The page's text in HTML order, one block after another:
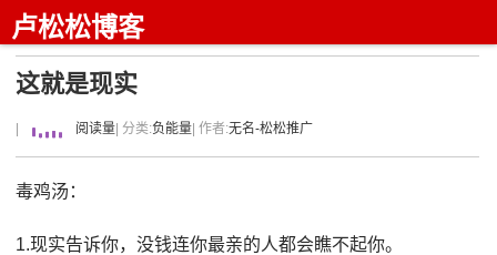
卢松松博客
这就是现实
阅读量 | 分类:负能量 | 作者:无名-松松推广
毒鸡汤：
1.现实告诉你，没钱连你最亲的人都会瞧不起你。